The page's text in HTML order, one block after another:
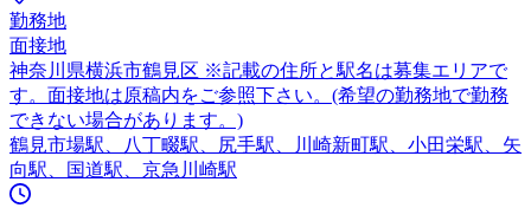
勤務地
面接地
神奈川県横浜市鶴見区 ※記載の住所と駅名は募集エリアで
す。面接地は原稿内をご参照下さい。(希望の勤務地で勤務
できない場合があります。)
鶴見市場駅、八丁畷駅、尻手駅、川崎新町駅、小田栄駅、矢
向駅、国道駅、京急川崎駅